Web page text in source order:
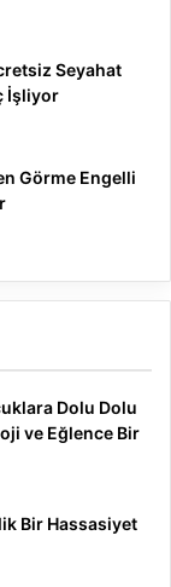
Seyahat
İşliyor
Görme Engelli
Dolu Dolu
ve Eğlence Bir
Bir Hassasiyet